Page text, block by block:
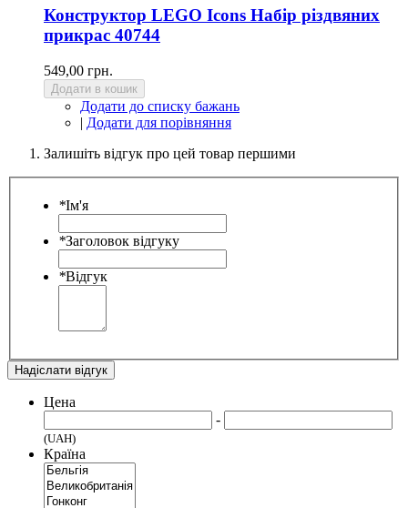
Конструктор LEGO Icons Набір різдвяних
прикрас 40744
549,00 грн.
Додати в кошик
Додати до списку бажань
| Додати для порівняння
Залишіть відгук про цей товар першими
*Ім'я
*Заголовок відгуку
*Відгук
Надіслати відгук
Цена
-
(UAH)
Країна